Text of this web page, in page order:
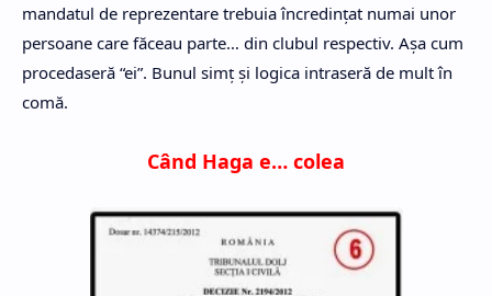
mandatul de reprezentare trebuia încredinţat numai unor
persoane care făceau parte… din clubul respectiv. Aşa cum
procedaseră “ei”. Bunul simţ şi logica intraseră de mult în
comă.
Când Haga e… colea